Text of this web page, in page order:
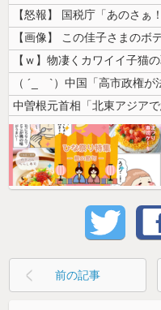
【ｗ】物凄くカワイイ子猫
中曽根元首相「北東アジア
前の記事